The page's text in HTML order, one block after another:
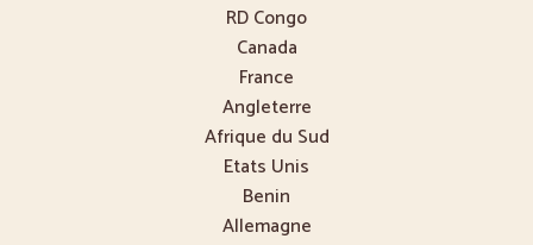
RD Congo
Canada
France
Angleterre
Afrique du Sud
Etats Unis
Benin
Allemagne